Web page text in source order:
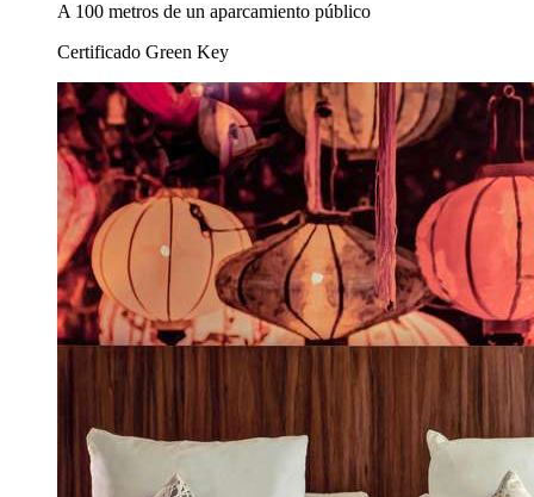
A 100 metros de un aparcamiento público
Certificado Green Key